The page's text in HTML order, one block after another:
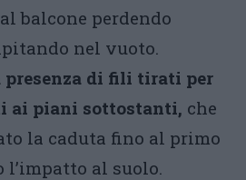
balcone perdendo
nel vuoto.
di fili tirati per
ai piani sottostanti, che
la caduta fino al primo
l’impatto al suolo.